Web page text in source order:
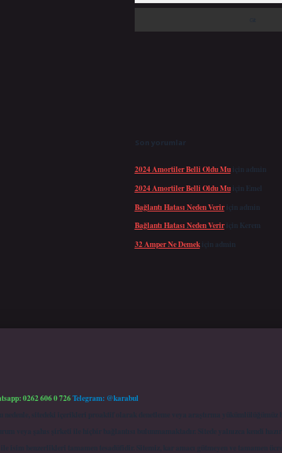
Son yorumlar
2024 Amortiler Belli Oldu Muiçin admin
2024 Amortiler Belli Oldu Muiçin Emel
Bağlantı Hatası Neden Veririçin admin
Bağlantı Hatası Neden Veririçin Kerem
32 Amper Ne Demekiçin admin
0262 606 0 726Telegram: @karabul
sitedeki içerikleri proaktif olarak denetleme veya araştırma yükümlülüğümüz